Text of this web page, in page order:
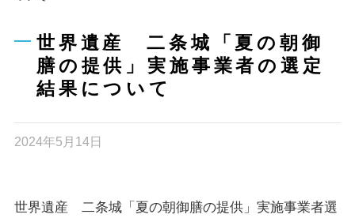
世界遺産 二条城「夏の朝御
膳の提供」実施事業者の選定
結果について
2024年5月14日
世界遺産 二条城「夏の朝御膳の提供」実施事業者選